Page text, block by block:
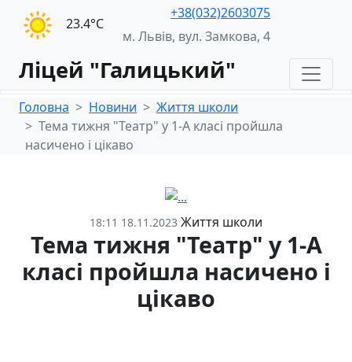
23.4°С
+38(032)2603075
м. Львів, вул. Замкова, 4
Ліцей "Галицький"
Головна Новини
Життя школи
Тема тижня "Театр" у 1-А класі пройшла
насичено і цікаво
18:11 18.11.2023 Життя школи
Тема тижня "Театр" у 1-А
класі пройшла насичено і
цікаво